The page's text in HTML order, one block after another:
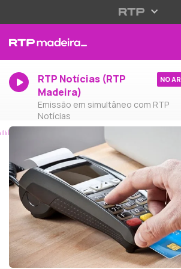
RTP Notícias (RTP
Madeira)
Emissão em simultâneo com RTP
Notícias
NO AR